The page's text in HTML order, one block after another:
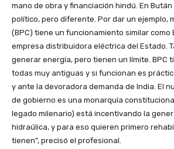
mano de obra y financiación hindú. En
político, pero diferente. Por dar un ejemplo,
(BPC) tiene un funcionamiento similar como
empresa distribuidora eléctrica del Estado.
generar energía, pero tienen un límite. BPC
todas muy antiguas y si funcionan es
y ante la devoradora demanda de India. El
de gobierno es una monarquía
legado milenario) está incentivando la
hidraúlica, y para eso quieren primero
tienen”, precisó el profesional.